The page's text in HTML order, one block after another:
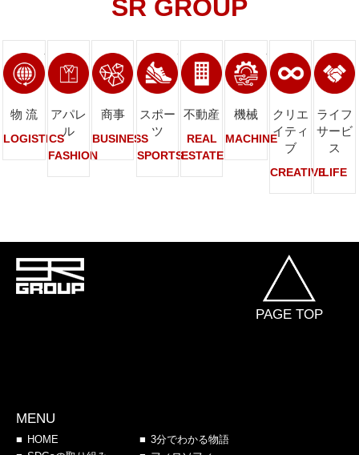
SR GROUP
物 流
LOGISTICS
アパレ
ル
FASHION
商事
BUSINESS
スポー
ツ
SPORTS
不動産
REAL
ESTATE
機械
MACHINE
クリエ
イティ
ブ
CREATIVE
ライフ
サービ
ス
LIFE
PAGE TOP
MENU
HOME
3分でわかる物語